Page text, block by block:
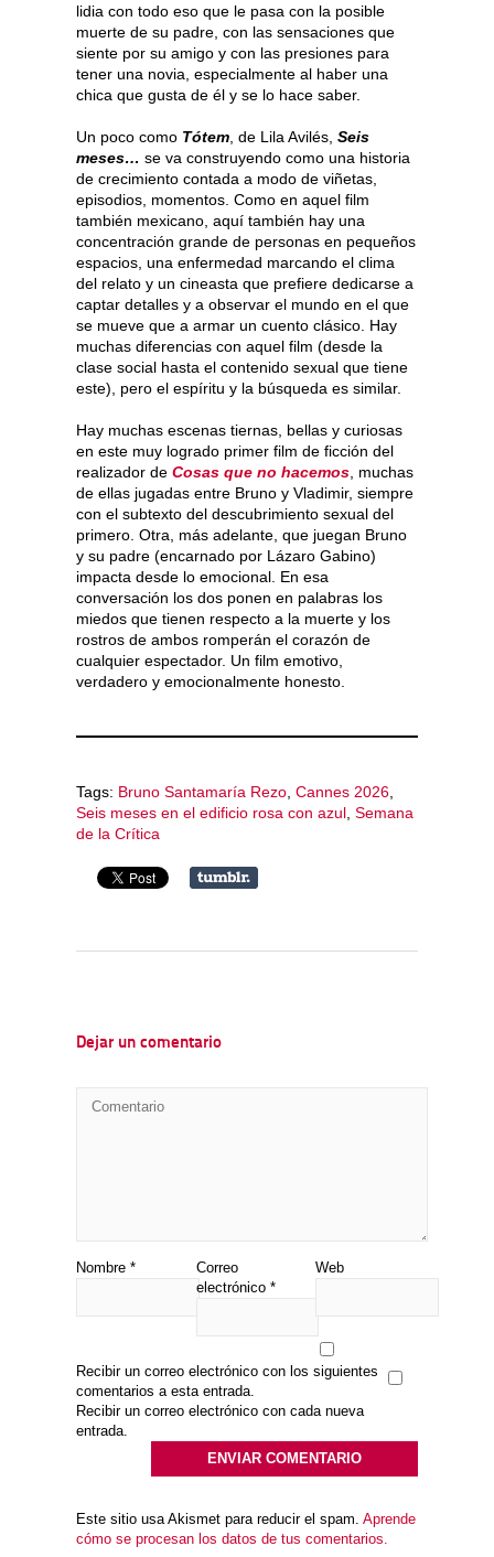
lidia con todo eso que le pasa con la posible
muerte de su padre, con las sensaciones que
siente por su amigo y con las presiones para
tener una novia, especialmente al haber una
chica que gusta de él y se lo hace saber.
Un poco como Tótem , de Lila Avilés, Seis
meses… se va construyendo como una historia
de crecimiento contada a modo de viñetas,
episodios, momentos. Como en aquel film
también mexicano, aquí también hay una
concentración grande de personas en pequeños
espacios, una enfermedad marcando el clima
del relato y un cineasta que prefiere dedicarse a
captar detalles y a observar el mundo en el que
se mueve que a armar un cuento clásico. Hay
muchas diferencias con aquel film (desde la
clase social hasta el contenido sexual que tiene
este), pero el espíritu y la búsqueda es similar.
Hay muchas escenas tiernas, bellas y curiosas
en este muy logrado primer film de ficción del
realizador de Cosas que no hacemos , muchas
de ellas jugadas entre Bruno y Vladimir, siempre
con el subtexto del descubrimiento sexual del
primero. Otra, más adelante, que juegan Bruno
y su padre (encarnado por Lázaro Gabino)
impacta desde lo emocional. En esa
conversación los dos ponen en palabras los
miedos que tienen respecto a la muerte y los
rostros de ambos romperán el corazón de
cualquier espectador. Un film emotivo,
verdadero y emocionalmente honesto.
Tags: Bruno Santamaría Rezo Cannes 2026
Seis meses en el edificio rosa con azul Semana
de la Crítica
Dejar un comentario
Nombre *
Correo
electrónico *
Web
Recibir un correo electrónico con los siguientes
comentarios a esta entrada.
Recibir un correo electrónico con cada nueva
entrada.
Este sitio usa Akismet para reducir el spam. Aprende
cómo se procesan los datos de tus comentarios.